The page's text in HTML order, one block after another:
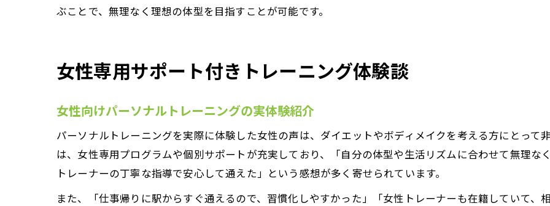
ぶことで、無理なく理想の体型を目指すことが可能です。
女性専用サポート付きトレーニング体験談
女性向けパーソナルトレーニングの実体験紹介
パーソナルトレーニングを実際に体験した女性の声は、ダイエットやボディメイクを考える方にとって
は、女性専用プログラムや個別サポートが充実しており、「自分の体型や生活リズムに合わせて無理な
トレーナーの丁寧な指導で安心して通えた」という感想が多く寄せられています。
また、「仕事帰りに駅からすぐ通えるので、習慣化しやすかった」「女性トレーナーも在籍していて、